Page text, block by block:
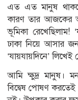
এত এত মানুষ
কারণ তার আজকের
ভূমিকা রেখেছিলাম!
ঢাকা নিয়ে আসার
‘যায়যায়দিনে’
আমি ক্ষুদ্র মানুষ।
বিদ্বেষ পোষণ করতেই